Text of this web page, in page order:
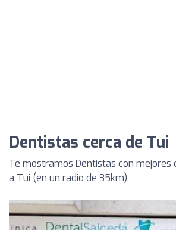
Dentistas cerca de Tui
Te mostramos Dentistas con mejores
a Tui (en un radio de 35km)